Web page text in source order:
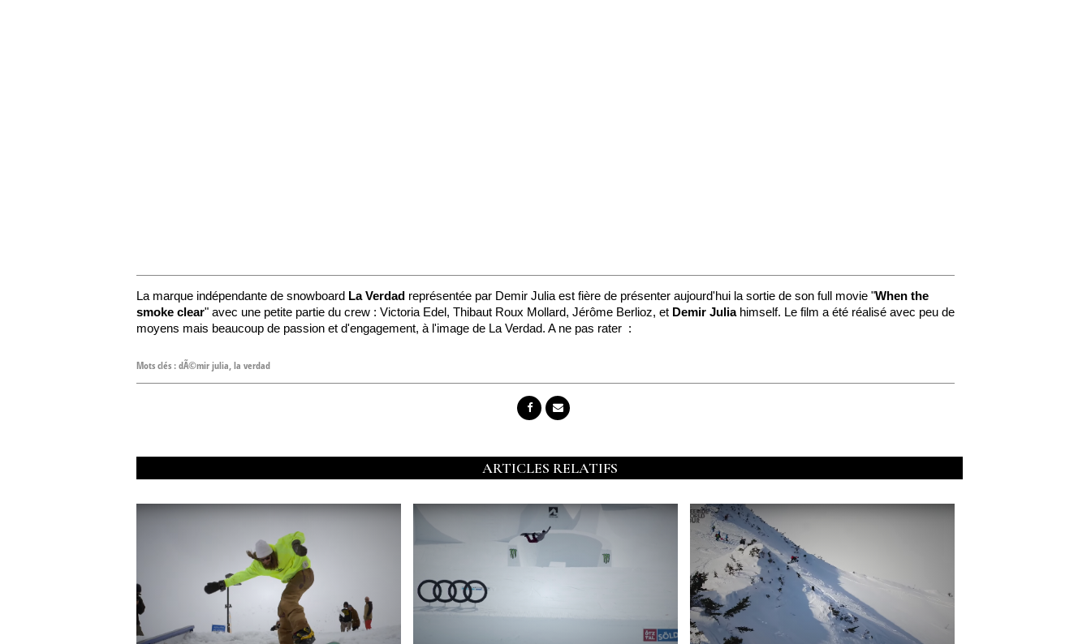
La marque indépendante de snowboard La Verdad représentée par Demir Julia est fière de présenter aujourd'hui la sortie de son full movie "When the
smoke clear" avec une petite partie du crew : Victoria Edel, Thibaut Roux Mollard, Jérôme Berlioz, et Demir Juliahimself. Le film a été réalisé avec peu de
moyens mais beaucoup de passion et d'engagement, à l'image de La Verdad. A ne pas rater :
Mots clés :dÃ©mir julia,la verdad
ARTICLES RELATIFS